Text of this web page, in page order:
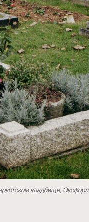
кладбище, Оксфорд